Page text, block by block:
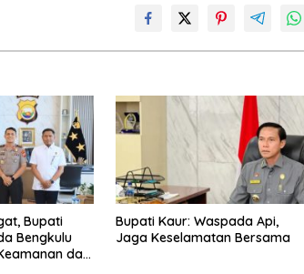
Bupati
Bengkulu
dan
Bupati Kaur: Waspada Api,
Jaga Keselamatan Bersama